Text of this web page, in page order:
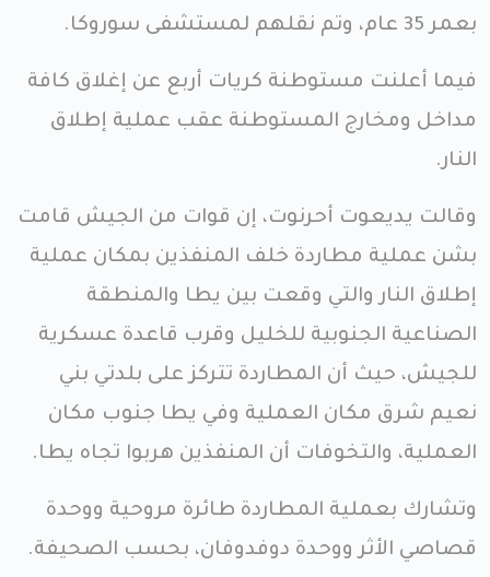
بعمر 35 عام، وتم نقلهم لمستشفى سوروكا.
فيما أعلنت مستوطنة كريات أربع عن إغلاق كافة
مداخل ومخارج المستوطنة عقب عملية إطلاق
النار.
وقالت يديعوت أحرنوت، إن قوات من الجيش قامت
بشن عملية مطاردة خلف المنفذين بمكان عملية
إطلاق النار والتي وقعت بين يطا والمنطقة
الصناعية الجنوبية للخليل وقرب قاعدة عسكرية
للجيش، حيث أن المطاردة تتركز على بلدتي بني
نعيم شرق مكان العملية وفي يطا جنوب مكان
العملية، والتخوفات أن المنفذين هربوا تجاه يطا.
وتشارك بعملية المطاردة طائرة مروحية ووحدة
قصاصي الأثر ووحدة دوفدوفان، بحسب الصحيفة.